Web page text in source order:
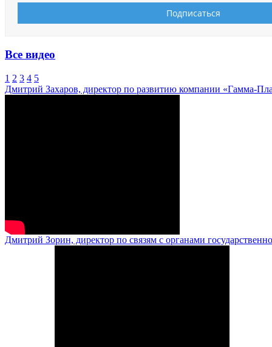
Все видео
1 2 3 4 5
Дмитрий Захаров, директор по развитию компании «Гамма-
Дмитрий Зорин, директор по связям с органами